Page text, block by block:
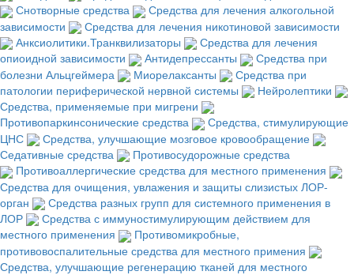
Снотворные средства
Средства для лечения алкогольной
зависимости
Средства для лечения никотиновой зависимости
Анксиолитики.Транквилизаторы
Средства для лечения
опиоидной зависимости
Антидепрессанты
Средства при
болезни Альцгеймера
Миорелаксанты
Средства при
патологии периферической нервной системы
Нейролептики
Средства, применяемые при мигрени
Противопаркинсонические средства
Средства, стимулирующие
ЦНС
Средства, улучшающие мозговое кровообращение
Седативные средства
Противосудорожные средства
Противоаллергические средства для местного применения
Средства для очищения, увлажения и защиты слизистых ЛОР-
орган
Средства разных групп для системного применения в
ЛОР
Средства с иммуностимулирующим действием для
местного применения
Противомикробные,
противовоспалительные средства для местного примения
Средства, улучшающие регенерацию тканей для местного